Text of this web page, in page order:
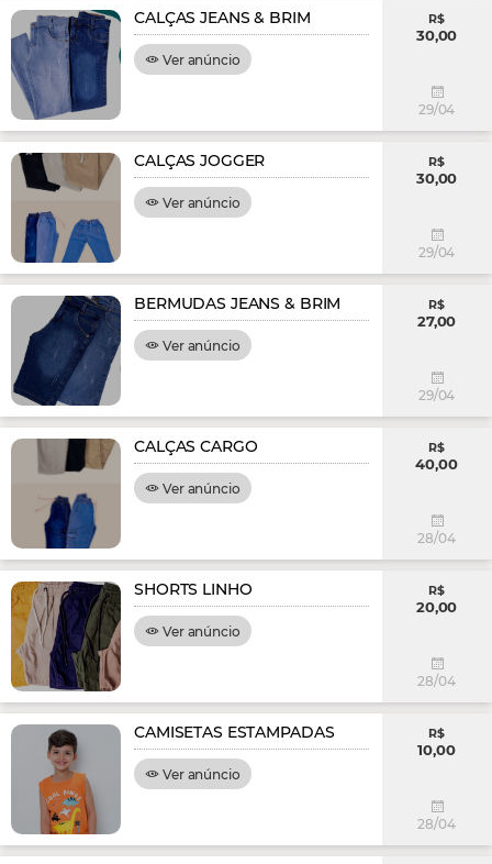
CALÇAS JEANS & BRIM
Ver anúncio
R$
30,00
29/04
CALÇAS JOGGER
Ver anúncio
R$
30,00
29/04
BERMUDAS JEANS & BRIM
Ver anúncio
R$
27,00
29/04
CALÇAS CARGO
Ver anúncio
R$
40,00
28/04
SHORTS LINHO
Ver anúncio
R$
20,00
28/04
CAMISETAS ESTAMPADAS
Ver anúncio
R$
10,00
28/04